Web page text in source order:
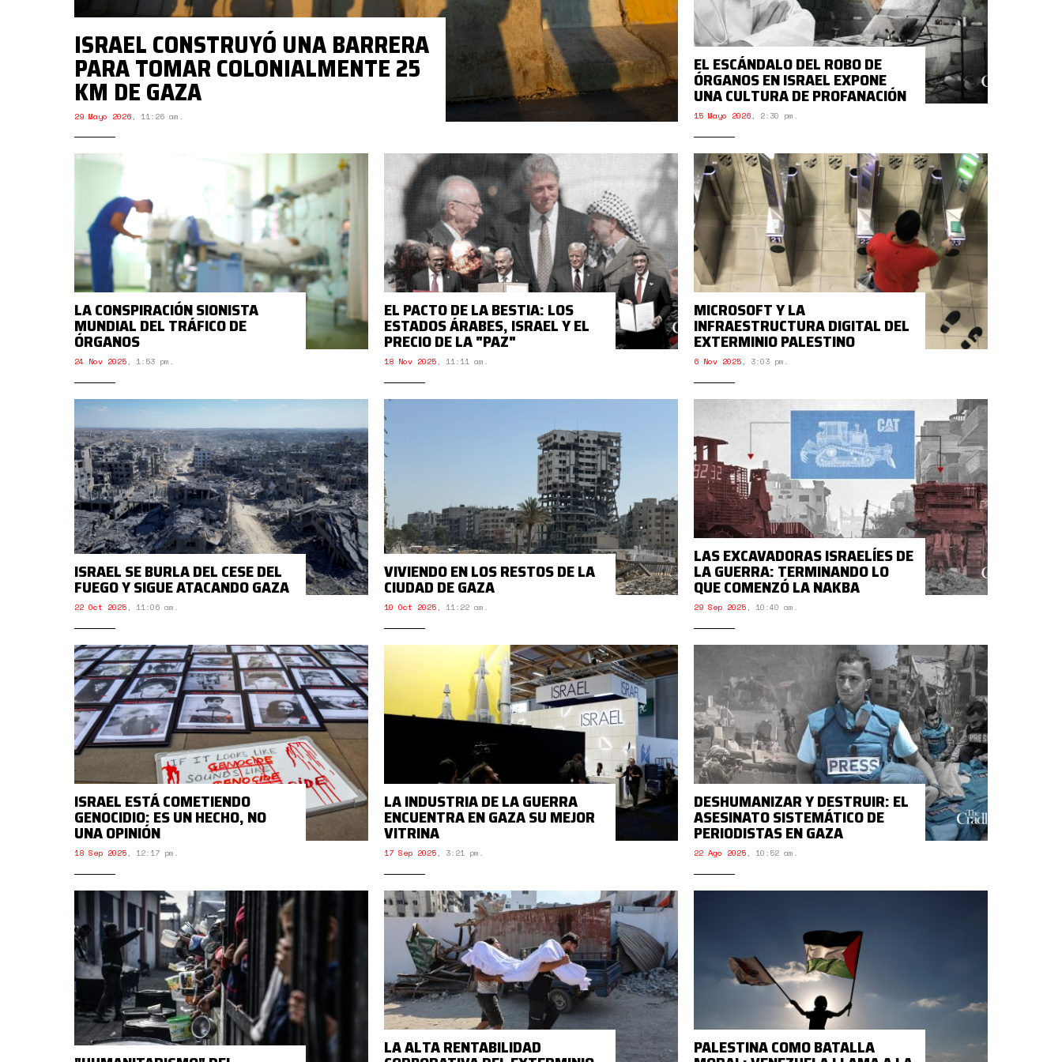
ISRAEL CONSTRUYÓ UNA BARRERA
PARA TOMAR COLONIALMENTE 25
KM DE GAZA
29 Mayo 2026, 11:26 am.
EL ESCÁNDALO DEL ROBO DE
ÓRGANOS EN ISRAEL EXPONE
UNA CULTURA DE PROFANACIÓN
15 Mayo 2026, 2:30 pm.
LA CONSPIRACIÓN SIONISTA
MUNDIAL DEL TRÁFICO DE
ÓRGANOS
24 Nov 2025, 1:53 pm.
EL PACTO DE LA BESTIA: LOS
ESTADOS ÁRABES, ISRAEL Y EL
PRECIO DE LA "PAZ"
18 Nov 2025, 11:11 am.
MICROSOFT Y LA
INFRAESTRUCTURA DIGITAL DEL
EXTERMINIO PALESTINO
6 Nov 2025, 3:03 pm.
ISRAEL SE BURLA DEL CESE DEL
FUEGO Y SIGUE ATACANDO GAZA
22 Oct 2025, 11:06 am.
VIVIENDO EN LOS RESTOS DE LA
CIUDAD DE GAZA
10 Oct 2025, 11:22 am.
LAS EXCAVADORAS ISRAELÍES DE
LA GUERRA: TERMINANDO LO
QUE COMENZÓ LA NAKBA
29 Sep 2025, 10:40 am.
ISRAEL ESTÁ COMETIENDO
GENOCIDIO: ES UN HECHO, NO
UNA OPINIÓN
18 Sep 2025, 12:17 pm.
LA INDUSTRIA DE LA GUERRA
ENCUENTRA EN GAZA SU MEJOR
VITRINA
17 Sep 2025, 3:21 pm.
DESHUMANIZAR Y DESTRUIR: EL
ASESINATO SISTEMÁTICO DE
PERIODISTAS EN GAZA
22 Ago 2025, 10:52 am.
LA ALTA RENTABILIDAD PALESTINA COMO BATALLA